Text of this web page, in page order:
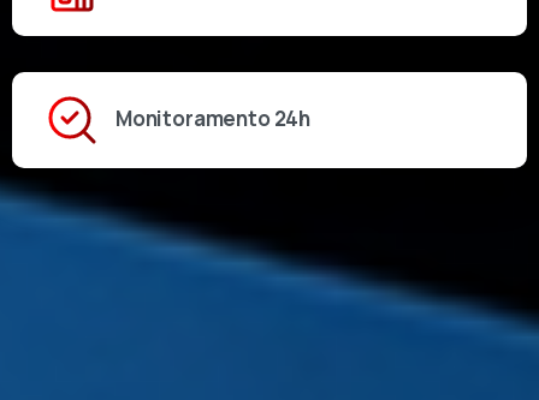
Monitoramento 24h